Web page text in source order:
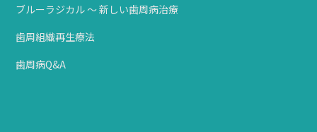
ブルーラジカル ～ 新しい歯周病治療
歯周組織再生療法
歯周病Q&A